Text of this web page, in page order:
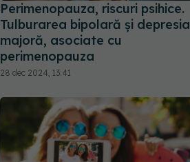
Perimenopauza, riscuri psihice.
Tulburarea bipolară și depresia
majoră, asociate cu
perimenopauza
28 dec 2024, 13:41